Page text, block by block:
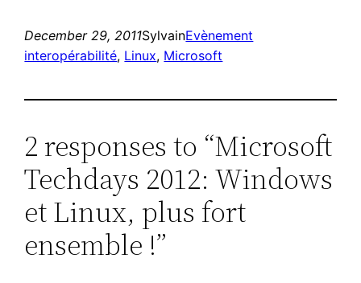
December 29, 2011SylvainEvènement
interopérabilité, Linux, Microsoft
2 responses to “Microsoft
Techdays 2012: Windows
et Linux, plus fort
ensemble !”